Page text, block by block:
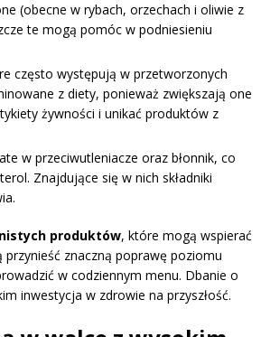
(obecne w rybach, orzechach i oliwie z
te mogą pomóc w podniesieniu
często występują w przetworzonych
z diety, ponieważ zwiększają one
żywności i unikać produktów z
w przeciwutleniacze oraz błonnik, co
Znajdujące się w nich składniki
produktów, które mogą wspierać
znaczną poprawę poziomu
w codziennym menu. Dbanie o
inwestycja w zdrowie na przyszłość.